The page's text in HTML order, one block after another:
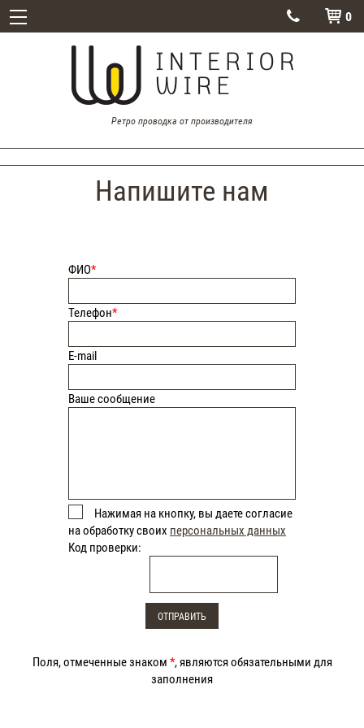
  0
Ретро проводка от производителя
Напишите нам
ФИО*
Телефон*
E-mail
Ваше сообщение
Нажимая на кнопку, вы даете согласие
на обработку своих персональных данных
Код проверки:
Поля, отмеченные знаком *, являются обязательными для
заполнения